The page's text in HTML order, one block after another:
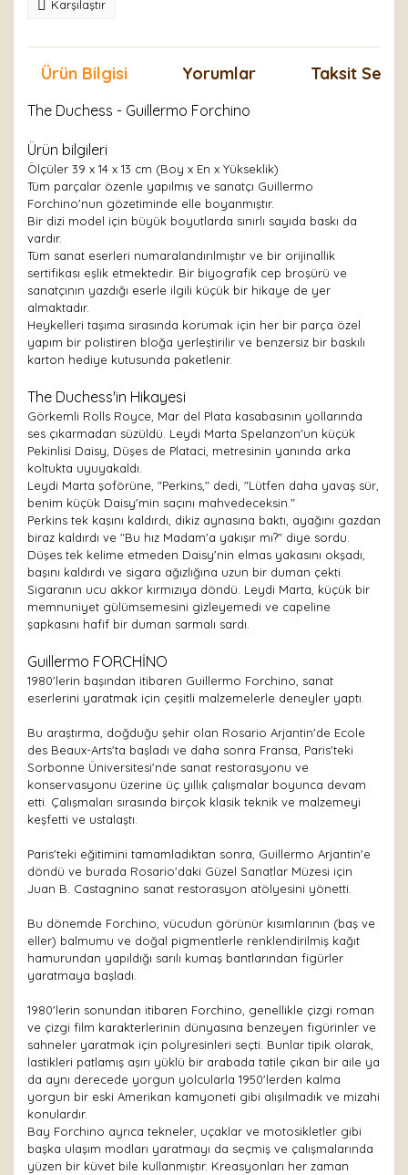
Karşılaştır
Ürün Bilgisi Yorumlar Taksit
The Duchess - Guillermo Forchino
Ürün bilgileri
Ölçüler 39 x 14 x 13 cm (Boy x En x Yükseklik)
Tüm parçalar özenle yapılmış ve sanatçı Guillermo
Forchino'nun gözetiminde elle boyanmıştır.
Bir dizi model için büyük boyutlarda sınırlı sayıda baskı da
vardır.
Tüm sanat eserleri numaralandırılmıştır ve bir orijinallik
sertifikası eşlik etmektedir. Bir biyografik cep broşürü ve
sanatçının yazdığı eserle ilgili küçük bir hikaye de yer
almaktadır.
Heykelleri taşıma sırasında korumak için her bir parça özel
yapım bir polistiren bloğa yerleştirilir ve benzersiz bir baskılı
karton hediye kutusunda paketlenir.
The Duchess'in Hikayesi
Görkemli Rolls Royce, Mar del Plata kasabasının yollarında
ses çıkarmadan süzüldü. Leydi Marta Spelanzon'un küçük
Pekinlisi Daisy, Düşes de Plataci, metresinin yanında arka
koltukta uyuyakaldı.
Leydi Marta şoförüne, "Perkins," dedi, "Lütfen daha yavaş sür,
benim küçük Daisy'min saçını mahvedeceksin."
Perkins tek kaşını kaldırdı, dikiz aynasına baktı, ayağını gazdan
biraz kaldırdı ve "Bu hız Madam'a yakışır mı?" diye sordu.
Düşes tek kelime etmeden Daisy'nin elmas yakasını okşadı,
başını kaldırdı ve sigara ağızlığına uzun bir duman çekti.
Sigaranın ucu akkor kırmızıya döndü. Leydi Marta, küçük bir
memnuniyet gülümsemesini gizleyemedi ve capeline
şapkasını hafif bir duman sarmalı sardı.
Guillermo FORCHİNO
1980'lerin başından itibaren Guillermo Forchino, sanat
eserlerini yaratmak için çeşitli malzemelerle deneyler yaptı.
Bu araştırma, doğduğu şehir olan Rosario Arjantin'de Ecole
des Beaux-Arts'ta başladı ve daha sonra Fransa, Paris'teki
Sorbonne Üniversitesi'nde sanat restorasyonu ve
konservasyonu üzerine üç yıllık çalışmalar boyunca devam
etti. Çalışmaları sırasında birçok klasik teknik ve malzemeyi
keşfetti ve ustalaştı.
Paris'teki eğitimini tamamladıktan sonra, Guillermo Arjantin'e
döndü ve burada Rosario'daki Güzel Sanatlar Müzesi için
Juan B. Castagnino sanat restorasyon atölyesini yönetti.
Bu dönemde Forchino, vücudun görünür kısımlarının (baş ve
eller) balmumu ve doğal pigmentlerle renklendirilmiş kağıt
hamurundan yapıldığı sarılı kumaş bantlarından figürler
yaratmaya başladı.
1980'lerin sonundan itibaren Forchino, genellikle çizgi roman
ve çizgi film karakterlerinin dünyasına benzeyen figürinler ve
sahneler yaratmak için polyresinleri seçti. Bunlar tipik olarak,
lastikleri patlamış aşırı yüklü bir arabada tatile çıkan bir aile ya
da aynı derecede yorgun yolcularla 1950'lerden kalma
yorgun bir eski Amerikan kamyoneti gibi alışılmadık ve mizahi
konulardır.
Bay Forchino ayrıca tekneler, uçaklar ve motosikletler gibi
başka ulaşım modları yaratmayı da seçmiş ve çalışmalarında
yüzen bir küvet bile kullanmıştır. Kreasyonları her zaman